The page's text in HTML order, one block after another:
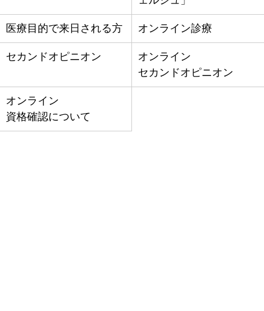
医療目的で来日される方 オンライン診療
セカンドオピニオン
オンライン
セカンドオピニオン
オンライン
資格確認について